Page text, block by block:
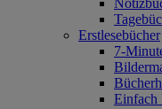
Erstlesebücher
7-
Einfach